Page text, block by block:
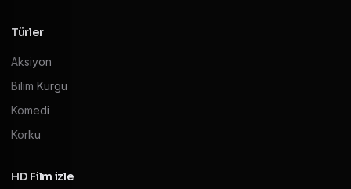
Türler
Aksiyon
Bilim Kurgu
Komedi
Korku
HD Film izle